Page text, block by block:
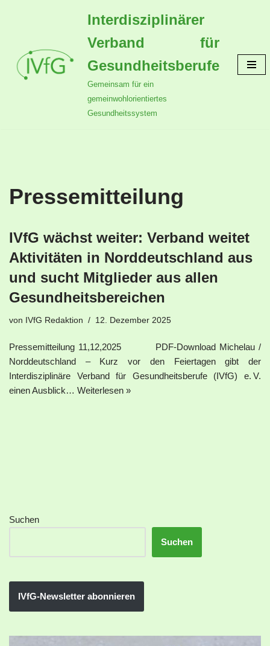
springen
Interdisziplinärer
Verband für
Gesundheitsberufe
Gemeinsam für ein
gemeinwohlorientiertes
Gesundheitssystem
Pressemitteilung
IVfG wächst weiter: Verband weitet
Aktivitäten in Norddeutschland aus
und sucht Mitglieder aus allen
Gesundheitsbereichen
von IVfG Redaktion 12. Dezember 2025
Pressemitteilung 11,12,2025 PDF-Download Michelau /
Norddeutschland – Kurz vor den Feiertagen gibt der
Interdisziplinäre Verband für Gesundheitsberufe (IVfG) e. V.
einen Ausblick… Weiterlesen »
Suchen
Suchen
IVfG-Newsletter abonnieren